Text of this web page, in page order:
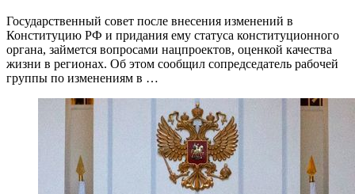
Государственный совет после внесения изменений в
Конституцию РФ и придания ему статуса конституционного
органа, займется вопросами нацпроектов, оценкой качества
жизни в регионах. Об этом сообщил сопредседатель рабочей
группы по изменениям в …